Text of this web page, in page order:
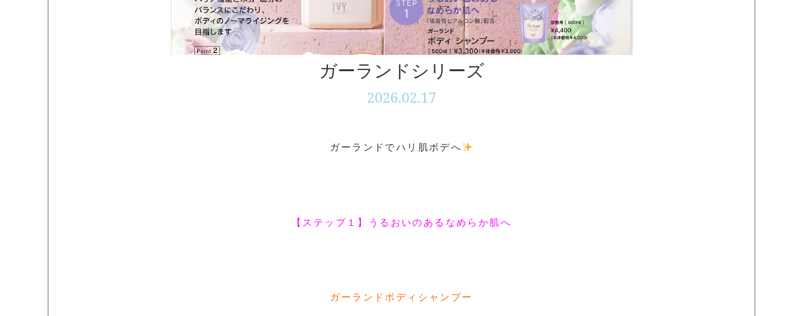
ガーランドシリーズ
2026.02.17
ガーランドでハリ肌ボデへ
【ステップ１】うるおいのあるなめらか肌へ
ガーランドボディシャンプー